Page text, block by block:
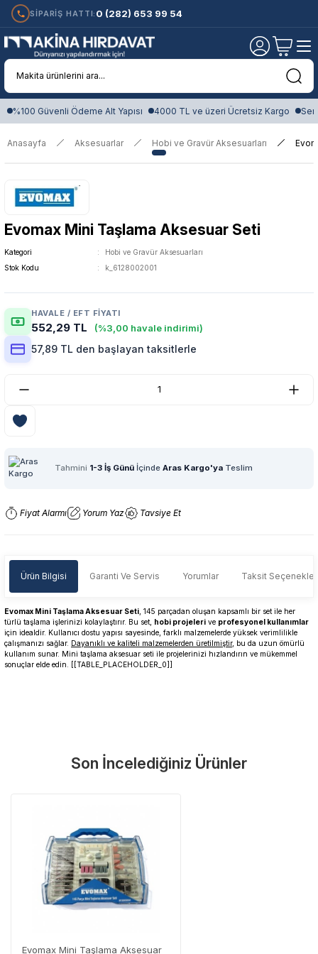
SİPARİŞ HATTI: 0 (282) 653 99 54
%100 Güvenli Ödeme Alt Yapısı 4000 TL ve üzeri Ücretsiz Kargo
Anasayfa Aksesuarlar Hobi ve Gravür Aksesuarları
Evomax Mini Taşlama Aksesuar Seti
Kategori
Hobi ve Gravür Aksesuarları
Stok Kodu
k_6128002001
HAVALE / EFT FIYATI
552,29 TL (%3,00 havale indirimi)
57,89 TL den başlayan taksitlerle
Tahmini 1-3 İş Günü İçinde Aras Kargo'ya Teslim
Fiyat Alarmı Yorum Yaz Tavsiye Et
Ürün Bilgisi Garanti Ve Servis Yorumlar Taksit
Evomax Mini Taşlama Aksesuar Seti , 145 parçadan oluşan kapsamlı bir set ile her
türlü taşlama işlerinizi kolaylaştırır. Bu set, hobi projeleri ve profesyonel kullanımlar
için idealdir. Kullanıcı dostu yapısı sayesinde, farklı malzemelerde yüksek verimlilikle
çalışmanızı sağlar. Dayanıklı ve kaliteli malzemelerden üretilmiştir, bu da uzun ömürlü
kullanım sunar. Mini taşlama aksesuar seti ile projelerinizi hızlandırın ve mükemmel
sonuçlar elde edin. [[TABLE_PLACEHOLDER_0]]
Tüm ürünlerimiz üretici firma garantisi altındadır. Size en yakın
Neden Güvenli?
Üretici Garantisi
Orijinal garanti belgeli ürünler
Yaygın Servis Ağı
Size en yakın noktayı anında bulun
Yorum Yaz
Son İncelediğiniz Ürünler
Evomax Mini Taşlama Aksesuar